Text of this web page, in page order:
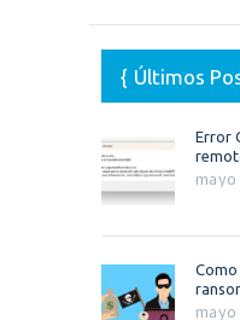
Últimos
Error